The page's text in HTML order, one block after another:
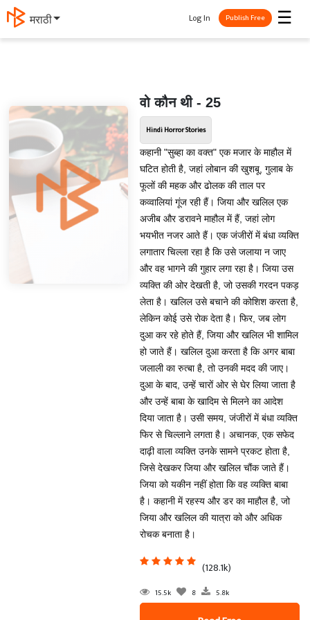
मराठी ☰
Log In Publish Free
वो कौन थी - 25
Hindi Horror Stories
कहानी "सुब्हा का वक्त" एक मजार के माहौल में
घटित होती है, जहां लोबान की खुशबू, गुलाब के
फूलों की महक और ढोलक की ताल पर
कव्वालियां गूंज रही हैं। जिया और खलिल एक
अजीब और डरावने माहौल में हैं, जहां लोग
भयभीत नजर आते हैं। एक जंजीरों में बंधा व्यक्ति
लगातार चिल्ला रहा है कि उसे जलाया न जाए
और वह भागने की गुहार लगा रहा है। जिया उस
व्यक्ति की ओर देखती है, जो उसकी गरदन पकड़
लेता है। खलिल उसे बचाने की कोशिश करता है,
लेकिन कोई उसे रोक देता है। फिर, जब लोग
दुआ कर रहे होते हैं, जिया और खलिल भी शामिल
हो जाते हैं। खलिल दुआ करता है कि अगर बाबा
जलाली का रुत्बा है, तो उनकी मदद की जाए।
दुआ के बाद, उन्हें चारों ओर से घेर लिया जाता है
और उन्हें बाबा के खादिम से मिलने का आदेश
दिया जाता है। उसी समय, जंजीरों में बंधा व्यक्ति
फिर से चिल्लाने लगता है। अचानक, एक सफेद
दाढ़ी वाला व्यक्ति उनके सामने प्रकट होता है,
जिसे देखकर जिया और खलिल चौंक जाते हैं।
जिया को यकीन नहीं होता कि वह व्यक्ति बाबा
है। कहानी में रहस्य और डर का माहौल है, जो
जिया और खलिल की यात्रा को और अधिक
रोचक बनाता है।
(128.1k)
15.5k 8 5.8k